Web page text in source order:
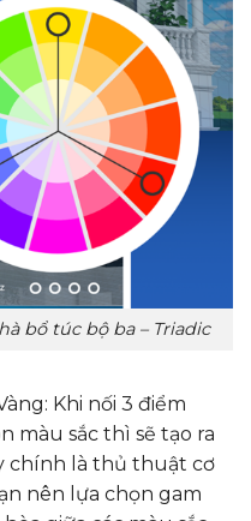
bổ túc bộ ba – Triadic
Khi nối 3 điểm
màu sắc thì sẽ tạo ra
chính là thủ thuật cơ
nên lựa chọn gam